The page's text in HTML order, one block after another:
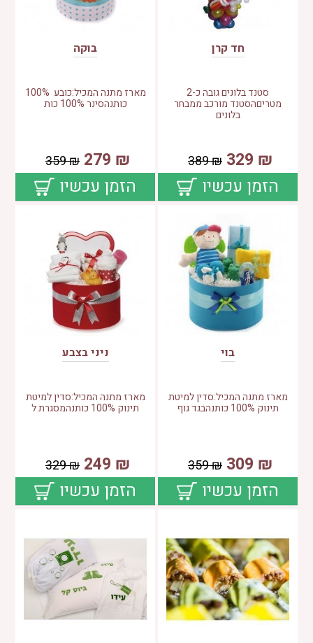
חד קרן
סטנד בלונים גובה כ-2
מטריםהסטנד מורכב ממבחר
בלונים
₪
329
₪
389
הזמן עכשיו
בוקה
מארז מתנה המכיל:כובע 100%
כותנהסינר 100% כות
₪
279
₪
359
הזמן עכשיו
בוי
מארז מתנה המכיל:סדין למיטת
תינוק 100% כותנהבגד גוף
₪
309
₪
359
הזמן עכשיו
ניני בצבע
מארז מתנה המכיל:סדין למיטת
תינוק 100% כותנהמסגרת ל
₪
249
₪
329
הזמן עכשיו